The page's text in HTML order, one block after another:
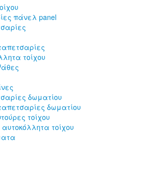
πάνελ panel
τοίχου
δωματίου
δωματίου
τοίχου
τοίχου